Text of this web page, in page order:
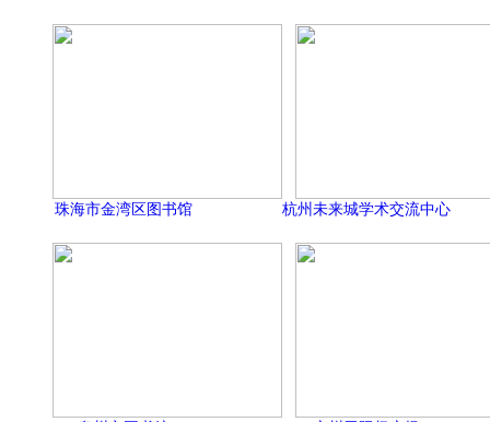
珠海市金湾区图书馆 杭州未来城学术交流中心